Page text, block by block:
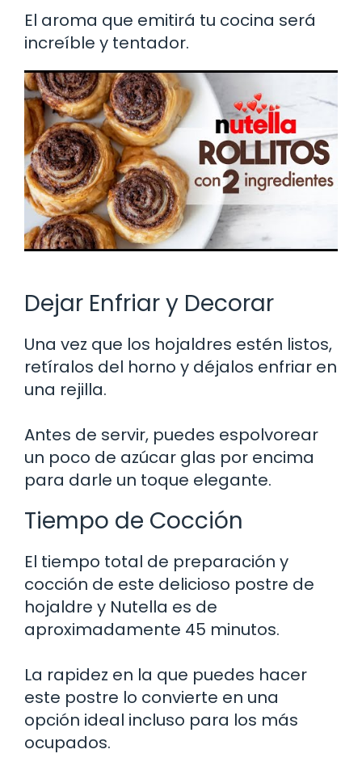
El aroma que emitirá tu cocina será
increíble y tentador.
Dejar Enfriar y Decorar
Una vez que los hojaldres estén listos,
retíralos del horno y déjalos enfriar en
una rejilla.
Antes de servir, puedes espolvorear
un poco de azúcar glas por encima
para darle un toque elegante.
Tiempo de Cocción
El tiempo total de preparación y
cocción de este delicioso postre de
hojaldre y Nutella es de
aproximadamente 45 minutos.
La rapidez en la que puedes hacer
este postre lo convierte en una
opción ideal incluso para los más
ocupados.